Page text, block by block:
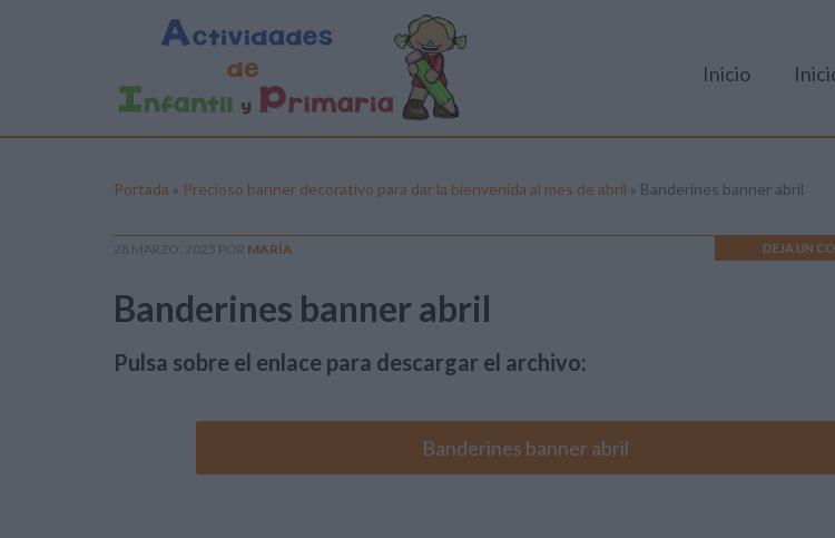
Inicio
Portada » Precioso banner decorativo para dar la bienvenida al mes de abril » Banderines banner abril
28 MARZO, 2025 POR MARÍA DEJA UN
Banderines banner abril
Pulsa sobre el enlace para descargar el archivo:
Banderines banner abril